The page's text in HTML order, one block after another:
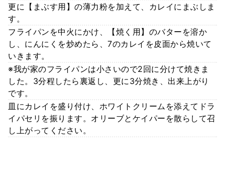
更に【まぶす用】の薄力粉を加えて、カレイにまぶしま
す。
フライパンを中火にかけ、【焼く用】のバターを溶か
し、にんにくを炒めたら、7のカレイを皮面から焼いて
いきます。
※我が家のフライパンは小さいので2回に分けて焼きま
した。3分程したら裏返し、更に3分焼き、出来上がり
です。
皿にカレイを盛り付け、ホワイトクリームを添えてドラ
イパセリを振ります。オリーブとケイパーを散らして召
し上がってください。